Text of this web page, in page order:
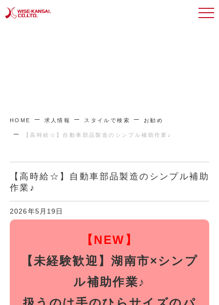
HOME 求人情報 スタイルで検索 お勧め
【高時給☆】自動車部品製造のシンプル補助作業♪
【高時給☆】自動車部品製造のシンプル補助
作業♪
2026年5月19日
【NEW】
【未経験歓迎】湖南市×シンプ
ル補助作業♪